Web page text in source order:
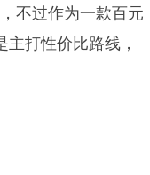
不过作为一款百元
打性价比路线，